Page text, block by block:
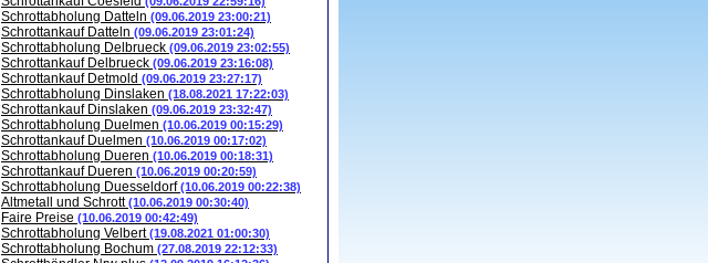
Schrottabholung Datteln (09.06.2019 23:00:21)
Schrottankauf Datteln (09.06.2019 23:01:24)
Schrottabholung Delbrueck (09.06.2019 23:02:55)
Schrottankauf Delbrueck (09.06.2019 23:16:08)
Schrottankauf Detmold (09.06.2019 23:27:17)
Schrottabholung Dinslaken (18.08.2021 17:22:03)
Schrottankauf Dinslaken (09.06.2019 23:32:47)
Schrottabholung Duelmen (10.06.2019 00:15:29)
Schrottankauf Duelmen (10.06.2019 00:17:02)
Schrottabholung Dueren (10.06.2019 00:18:31)
Schrottankauf Dueren (10.06.2019 00:20:59)
Schrottabholung Duesseldorf(10.06.2019 00:22:38)
Altmetall und Schrott(10.06.2019 00:30:40)
Faire Preise (10.06.2019 00:42:49)
Schrottabholung Velbert(19.08.2021 01:00:30)
Schrottabholung Bochum (27.08.2019 22:12:33)